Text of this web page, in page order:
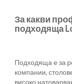
За какви
подходяща
Подходяща е за
компании,
високо